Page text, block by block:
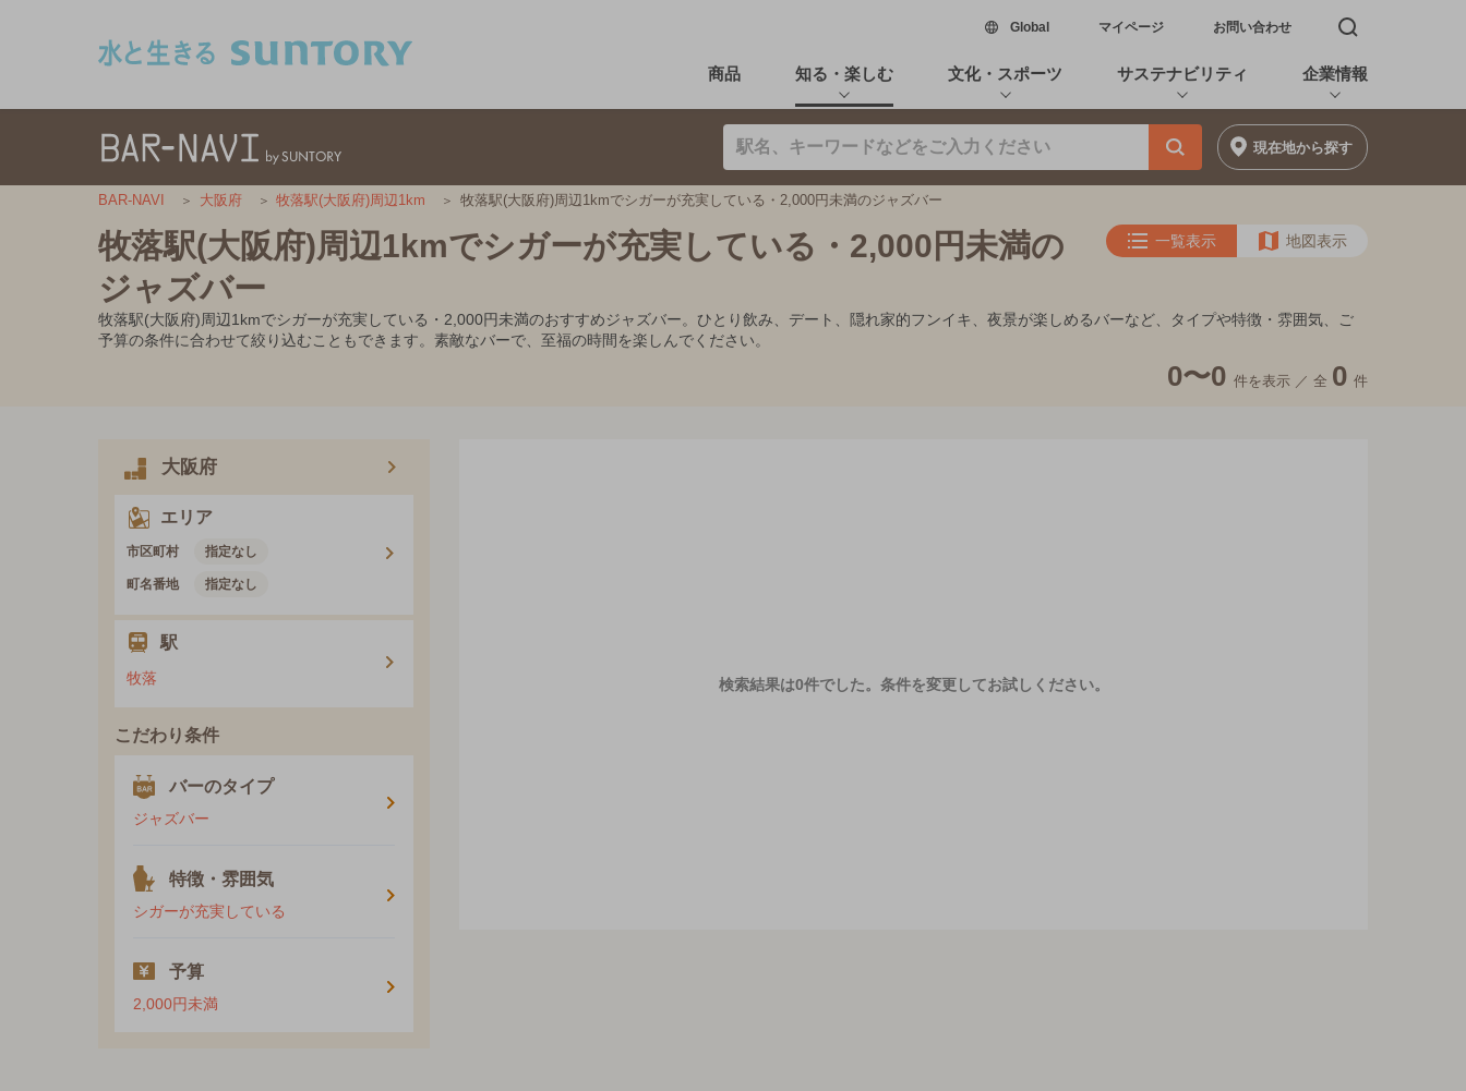
Global新しいウィンドウで開く
マイページ お問い合わせ 検索窓を開く
商品 知る・楽しむ 文化・スポーツ サステナビリティ 企業情報
現在地から探す
BAR-NAVI 大阪府 牧落駅(大阪府)周辺1km 牧落駅(大阪府)周辺1kmでシガーが充実している・2,000円未満のジャズバー
牧落駅(大阪府)周辺1kmでシガーが充実している・2,000円未満の
ジャズバー
一覧表示 地図表示
牧落駅(大阪府)周辺1kmでシガーが充実している・2,000円未満のおすすめジャズバー。ひとり飲み、デート、隠れ家的フンイキ、夜景が楽しめるバーなど、タイプや特徴・雰囲気、ご
予算の条件に合わせて絞り込むこともできます。素敵なバーで、至福の時間を楽しんでください。
0〜0 件を表示 ／ 全 0 件
大阪府
エリア
市区町村 指定なし
町名番地 指定なし
駅
牧落
こだわり条件
バーのタイプ
ジャズバー
特徴・雰囲気
シガーが充実している
予算
2,000円未満
検索結果は0件でした。 条件を変更してお試しください。